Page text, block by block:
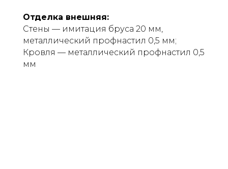
Отделка внешняя:
Стены — имитация бруса 20 мм,
металлический профнастил 0,5 мм;
Кровля — металлический профнастил 0,5
мм